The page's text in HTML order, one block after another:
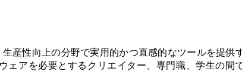
産性向上の分野で実用的かつ直感的なツールを提供
アを必要とするクリエイター、専門職、学生の間で